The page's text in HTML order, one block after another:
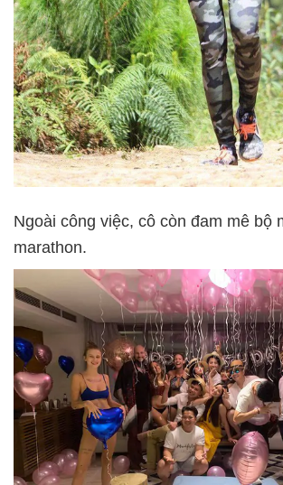
Ngoài công việc, cô còn đam mê bộ
marathon.